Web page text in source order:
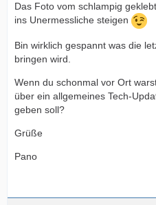
Das Foto vom schlampig
ins Unermessliche steigen
Bin wirklich gespannt was die
bringen wird.
Wenn du schonmal vor Ort
über ein allgemeines Tech-
geben soll?
Grüße
Pano